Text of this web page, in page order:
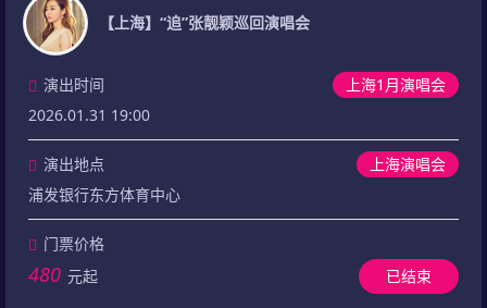
【上海】“追”张靓颖巡回演唱会
上海1月演唱会
演出时间
2026.01.31 19:00
演出地点
上海演唱会
浦发银行东方体育中心
门票价格
480 元起 已结束